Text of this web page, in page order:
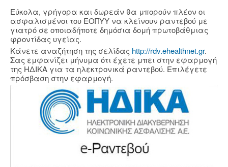
Εύκολα, γρήγορα και δωρεάν θα μπορούν πλέον οι
ασφαλισμένοι του ΕΟΠΥΥ να κλείνουν ραντεβού με
γιατρό σε οποιαδήποτε δημόσια δομή πρωτοβάθμιας
φροντίδας υγείας.
Κάνετε αναζήτηση της σελίδας http://rdv.ehealthnet.gr.
Σας εμφανίζει μήνυμα ότι έχετε μπει στην εφαρμογή
της ΗΔΙΚΑ για τα ηλεκτρονικά ραντεβού. Επιλέγετε
πρόσβαση στην εφαρμογή.